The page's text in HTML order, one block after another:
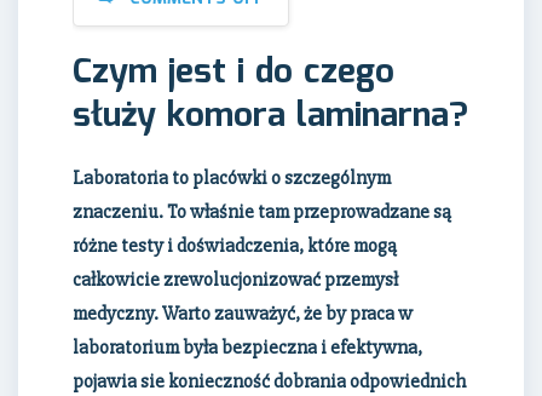
Czym jest i do czego
służy komora laminarna?
Laboratoria to placówki o szczególnym
znaczeniu. To właśnie tam przeprowadzane są
różne testy i doświadczenia, które mogą
całkowicie zrewolucjonizować przemysł
medyczny. Warto zauważyć, że by praca w
laboratorium była bezpieczna i efektywna,
pojawia sie konieczność dobrania odpowiednich